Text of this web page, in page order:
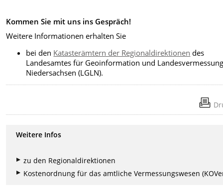
Kommen Sie mit uns ins Gespräch!
Weitere Informationen erhalten Sie
bei den Katasterämtern der Regionaldirektionen des
Landesamtes für Geoinformation und
Niedersachsen (LGLN).
Weitere Infos
zu den Regionaldirektionen
Kostenordnung für das amtliche Vermessungswesen